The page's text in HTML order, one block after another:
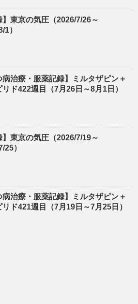
】東京の気圧（2026/7/26～
1）
病治療・服薬記録】ミルタザピン＋
リド422週目（7月26日～8月1日）
】東京の気圧（2026/7/19～
25）
病治療・服薬記録】ミルタザピン＋
リド421週目（7月19日～7月25日）